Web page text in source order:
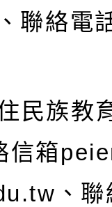
、聯絡電
民族教
信箱
、